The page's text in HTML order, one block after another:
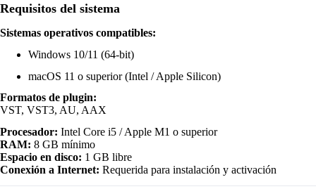
Requisitos del sistema
Sistemas operativos compatibles:
Windows 10/11 (64-bit)
macOS 11 o superior (Intel / Apple Silicon)
Formatos de plugin:
VST, VST3, AU, AAX
Procesador: Intel Core i5 / Apple M1 o superior
RAM: 8 GB mínimo
Espacio en disco: 1 GB libre
Conexión a Internet: Requerida para instalación y activación